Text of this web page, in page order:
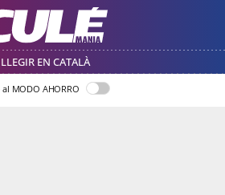
LLEGIR EN CATALÀ
al MODO AHORRO